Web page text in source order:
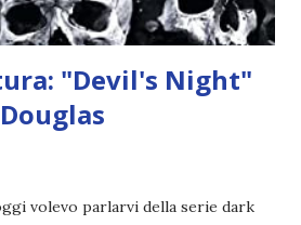
"Devil's Night"
volevo parlarvi della serie dark